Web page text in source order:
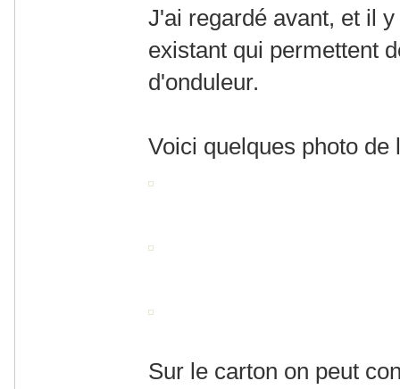
J'ai regardé avant, et il
existant qui permettent
d'onduleur.
Voici quelques photo de
Sur le carton on peut